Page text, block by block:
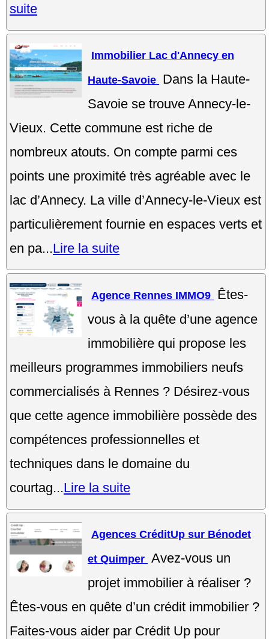
suite
Immobilier Lac d'Annecy en
Haute-Savoie Dans la Haute-
Savoie se trouve Annecy-le-
Vieux. Cette commune est riche de
nombreux atouts. On compte parmi ces
points une proximité très agréable avec le
lac d’Annecy. La ville d’Annecy-le-Vieux est
particulièrement fournie en espaces verts et
en pa...Lire la suite
Agence Rennes IMMO9 Êtes-
vous à la quête d’une agence
immobilière qui propose les
meilleurs programmes immobiliers neufs
commercialisés à Rennes ? Désirez-vous
que cette agence immobilière possède des
compétences professionnelles et
techniques dans le domaine du
courtag...Lire la suite
Agences CréditUp sur Bénodet
et Quimper Avez-vous un
projet immobilier à réaliser ?
Êtes-vous en quête d’un crédit immobilier ?
Faites-vous aider par Crédit Up pour